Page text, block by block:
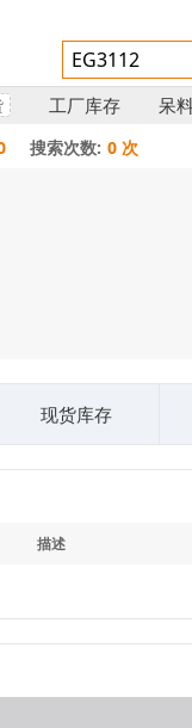
工厂库存 呆
搜索次数: 0 次
现货库存
描述